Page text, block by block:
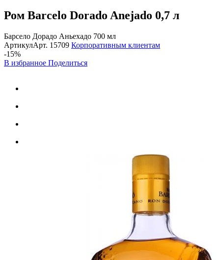
Ром Barcelo Dorado Anejado 0,7 л
Барсело Дорадо Аньехадо 700 мл
АртикулАрт. 15709 Корпоративным клиентам
-15%
В избранное Поделиться